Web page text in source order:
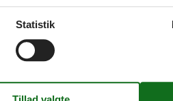
Multimedier
Ekstra
Statistik